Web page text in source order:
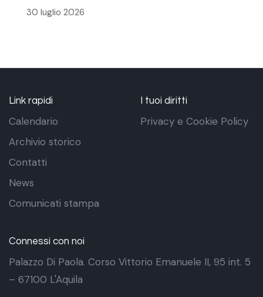
30 luglio 2026
Link rapidi
Calendario
Archivio storico
Contatti
News
Comunicati stampa
I tuoi diritti
Privacy e Cookie Policy
Connessi con noi
Palazzo Di Paola. Corso Vittorio Emanuele II, 95 int. 5
– 67100 L'Aquila